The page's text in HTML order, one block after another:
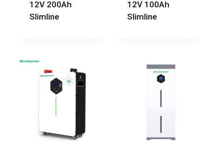
12V 200Ah
Slimline
12V 100Ah
Slimline